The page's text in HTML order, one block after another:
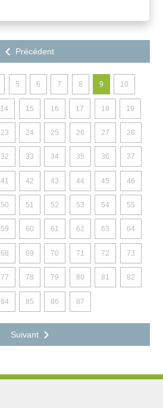
5 6 7 8 9 10
14 15 16 17 18 19
23 24 25 26 27 28
32 33 34 35 36 37
41 42 43 44 45 46
50 51 52 53 54 55
59 60 61 62 63 64
68 69 70 71 72 73
77 78 79 80 81 82
84 85 86 87